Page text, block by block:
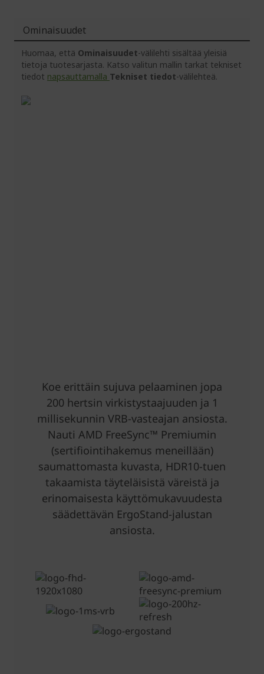
Ominaisuudet
Huomaa, että Ominaisuudet-välilehti sisältää yleisiä
tietoja tuotesarjasta. Katso valitun mallin tarkat tekniset
tiedot napsauttamalla Tekniset tiedot-välilehteä.